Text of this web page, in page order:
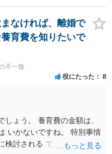
浴場法など各種業法で定め
いますし、公の施設でもマ
ますが、民間のお店に対し
れます。
なければ、離婚で
育費を知りたいで
不一致
役にたった 8
ょう。 養育費の金額は、
いかないですね。 特別事情
検討される でしょう。 退職